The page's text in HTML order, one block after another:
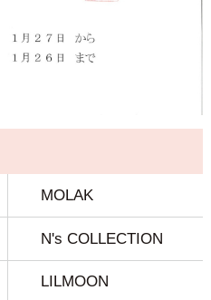
MOLAK
N's COLLECTION
LILMOON